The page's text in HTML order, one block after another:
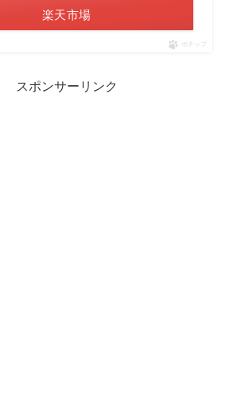
楽天市場
ポチップ
スポンサーリンク